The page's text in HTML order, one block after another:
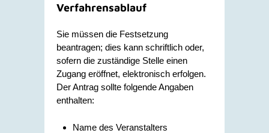
Verfahrensablauf
Sie müssen die Festsetzung
beantragen; dies kann schriftlich oder,
sofern die zuständige Stelle einen
Zugang eröffnet, elektronisch erfolgen.
Der Antrag sollte folgende Angaben
enthalten:
Name des Veranstalters